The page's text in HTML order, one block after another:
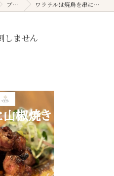
ブログ ワラテルは焼鳥を串に刺しません
しません